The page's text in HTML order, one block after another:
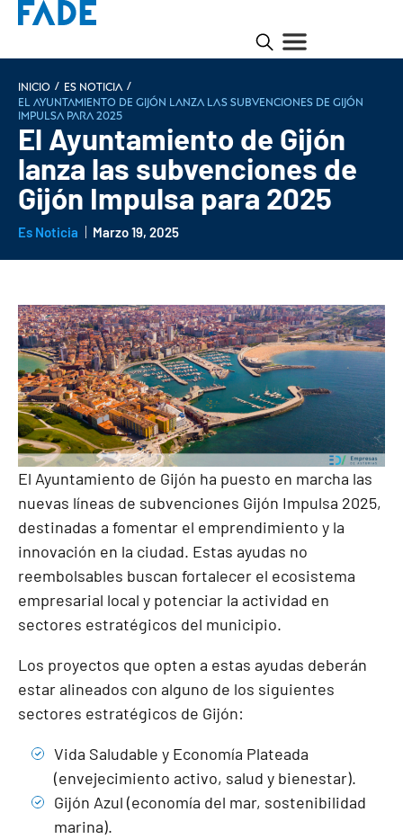
INICIO / Es noticia /
El Ayuntamiento de Gijón lanza las subvenciones de Gijón
Impulsa para 2025
El Ayuntamiento de Gijón
lanza las subvenciones de
Gijón Impulsa para 2025
Es Noticia Marzo 19, 2025
El Ayuntamiento de Gijón ha puesto en marcha las
nuevas líneas de subvenciones Gijón Impulsa 2025,
destinadas a fomentar el emprendimiento y la
innovación en la ciudad. Estas ayudas no
reembolsables buscan fortalecer el ecosistema
empresarial local y potenciar la actividad en
sectores estratégicos del municipio.
Los proyectos que opten a estas ayudas deberán
estar alineados con alguno de los siguientes
sectores estratégicos de Gijón:
Vida Saludable y Economía Plateada
(envejecimiento activo, salud y bienestar).
Gijón Azul (economía del mar, sostenibilidad
marina).